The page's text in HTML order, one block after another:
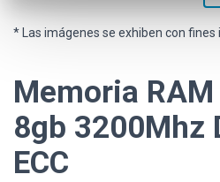
* Las imágenes se exhiben con fines
Memoria
8gb 3200Mhz
ECC